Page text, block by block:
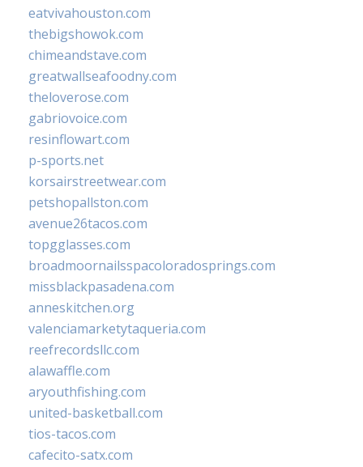
eatvivahouston.com
thebigshowok.com
chimeandstave.com
greatwallseafoodny.com
theloverose.com
gabriovoice.com
resinflowart.com
p-sports.net
korsairstreetwear.com
petshopallston.com
avenue26tacos.com
topgglasses.com
broadmoornailsspacoloradosprings.com
missblackpasadena.com
anneskitchen.org
valenciamarketytaqueria.com
reefrecordsllc.com
alawaffle.com
aryouthfishing.com
united-basketball.com
tios-tacos.com
cafecito-satx.com